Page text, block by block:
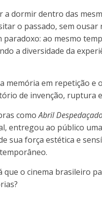
dormir dentro das
o passado, sem
ao mesmo
a diversidade da
memória em repetição e
de invenção, ruptura
comoAbril
entregou ao público
sua força estética e
o cinema brasileiro